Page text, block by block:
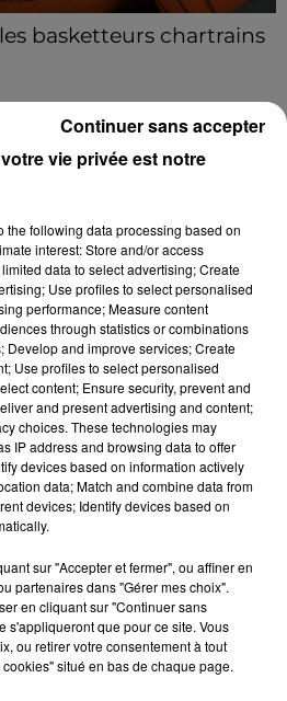
basketteurs chartrains
de finale de la Coupe de
Palmieri dévoile
la première édition de
18 au 20 septembre 2026 au
Philippe Palmieri, président...
Voir plus
vie privée est notre
the following data processing based on
interest: Store and/or access
data to select advertising; Create
Use profiles to select personalised
performance; Measure content
through statistics or combinations
Develop and improve services; Create
Use profiles to select personalised
content; Ensure security, prevent and
and present advertising and content;
choices. These technologies may
IP address and browsing data to offer
devices based on information actively
data; Match and combine data from
devices; Identify devices based on
sur "Accepter et fermer", ou affiner en
partenaires dans "Gérer mes choix".
en cliquant sur "Continuer sans
s'appliqueront que pour ce site. Vous
ou retirer votre consentement à tout
situé en bas de chaque page.
Continuer sans accepter